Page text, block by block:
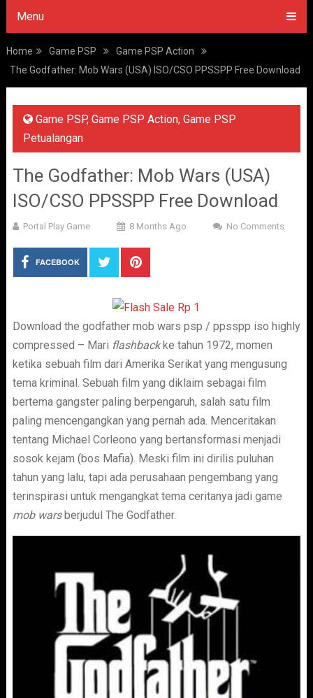
Menu
Home Game PSP
Game PSP Action
The Godfather: Mob Wars (USA) ISO/CSO PPSSPP Free Download
Game PSP, Game PSP Action, Game PSP
Petualangan
The Godfather: Mob Wars (USA)
ISO/CSO PPSSPP Free Download
Portal Play Game 8 Months Ago No Comments
FACEBOOK
Download the godfather mob wars psp / ppsspp iso highly
compressed – Mari flashbackke tahun 1972, momen
ketika sebuah film dari Amerika Serikat yang mengusung
tema kriminal. Sebuah film yang diklaim sebagai film
bertema gangster paling berpengaruh, salah satu film
paling mencengangkan yang pernah ada. Menceritakan
tentang Michael Corleono yang bertansformasi menjadi
sosok kejam (bos Mafia). Meski film ini dirilis puluhan
tahun yang lalu, tapi ada perusahaan pengembang yang
terinspirasi untuk mengangkat tema ceritanya jadi game
mob warsberjudul The Godfather.